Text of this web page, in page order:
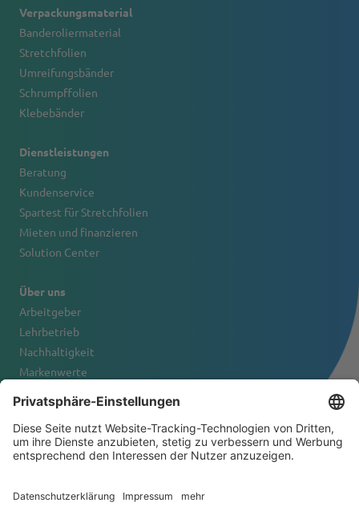
Verpackungsmaterial
Banderoliermaterial
Stretchfolien
Umreifungsbänder
Schrumpffolien
Klebebänder
Dienstleistungen
Beratung
Kundenservice
Spartest für Stretchfolien
Mieten und finanzieren
Solution Center
Über uns
Arbeitgeber
Lehrbetrieb
Nachhaltigkeit
Markenwerte
Kontakt